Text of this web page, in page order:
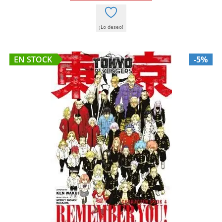
¡Lo deseo!
EN STOCK -5%